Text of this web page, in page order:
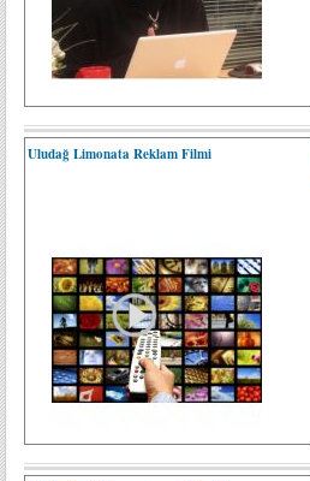
Uludağ Limonata Reklam Filmi